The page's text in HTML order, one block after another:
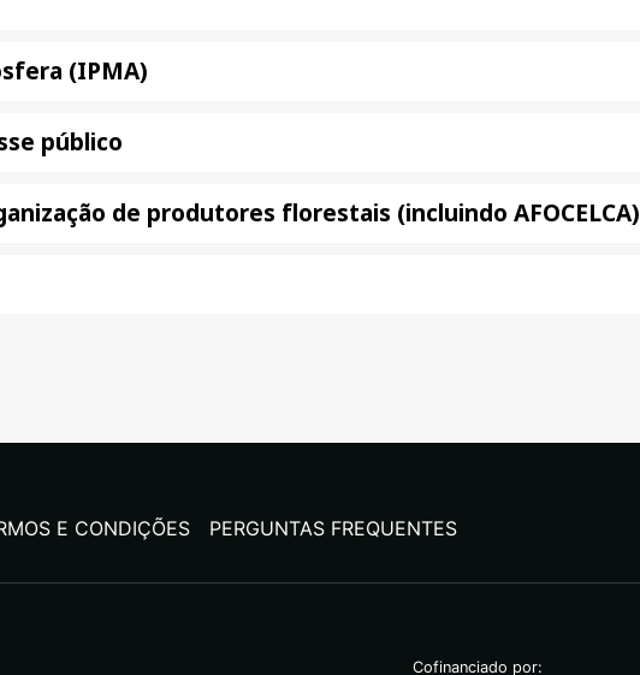
(IPMA)
público
de produtores florestais (incluindo AFOCELCA)
E CONDIÇÕES PERGUNTAS FREQUENTES
Cofinanciado por: